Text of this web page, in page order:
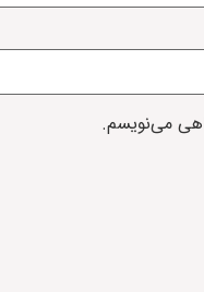
می‌نویسم.